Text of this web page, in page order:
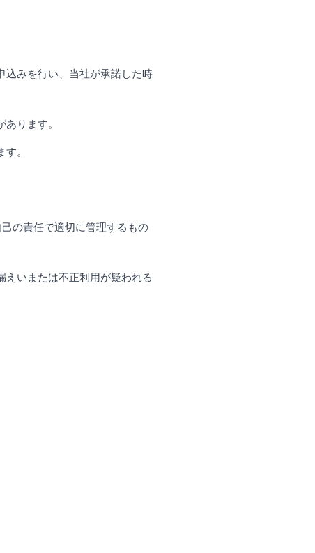
込みを行い、当社が承諾した時
ります。
。
の責任で適切に管理するもの
いまたは不正利用が疑われる